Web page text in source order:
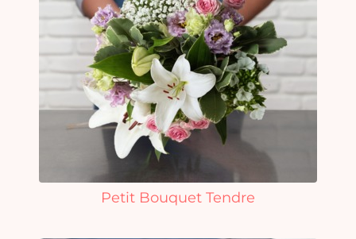
Petit Bouquet Tendre